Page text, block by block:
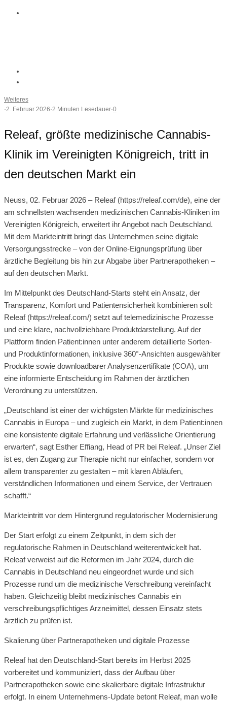
Weiteres
·2. Februar 2026·2 Minuten Lesedauer·0
Releaf, größte medizinische Cannabis-
Klinik im Vereinigten Königreich, tritt in
den deutschen Markt ein
Neuss, 02. Februar 2026 – Releaf (https://releaf.com/de), eine der
am schnellsten wachsenden medizinischen Cannabis-Kliniken im
Vereinigten Königreich, erweitert ihr Angebot nach Deutschland.
Mit dem Markteintritt bringt das Unternehmen seine digitale
Versorgungsstrecke – von der Online-Eignungsprüfung über
ärztliche Begleitung bis hin zur Abgabe über Partnerapotheken –
auf den deutschen Markt.
Im Mittelpunkt des Deutschland-Starts steht ein Ansatz, der
Transparenz, Komfort und Patientensicherheit kombinieren soll:
Releaf (https://releaf.com/) setzt auf telemedizinische Prozesse
und eine klare, nachvollziehbare Produktdarstellung. Auf der
Plattform finden Patient:innen unter anderem detaillierte Sorten-
und Produktinformationen, inklusive 360°-Ansichten ausgewählter
Produkte sowie downloadbarer Analysenzertifikate (COA), um
eine informierte Entscheidung im Rahmen der ärztlichen
Verordnung zu unterstützen.
„Deutschland ist einer der wichtigsten Märkte für medizinisches
Cannabis in Europa – und zugleich ein Markt, in dem Patient:innen
eine konsistente digitale Erfahrung und verlässliche Orientierung
erwarten“, sagt Esther Effiang, Head of PR bei Releaf. „Unser Ziel
ist es, den Zugang zur Therapie nicht nur einfacher, sondern vor
allem transparenter zu gestalten – mit klaren Abläufen,
verständlichen Informationen und einem Service, der Vertrauen
schafft.“
Markteintritt vor dem Hintergrund regulatorischer Modernisierung
Der Start erfolgt zu einem Zeitpunkt, in dem sich der
regulatorische Rahmen in Deutschland weiterentwickelt hat.
Releaf verweist auf die Reformen im Jahr 2024, durch die
Cannabis in Deutschland neu eingeordnet wurde und sich
Prozesse rund um die medizinische Verschreibung vereinfacht
haben. Gleichzeitig bleibt medizinisches Cannabis ein
verschreibungspflichtiges Arzneimittel, dessen Einsatz stets
ärztlich zu prüfen ist.
Skalierung über Partnerapotheken und digitale Prozesse
Releaf hat den Deutschland-Start bereits im Herbst 2025
vorbereitet und kommuniziert, dass der Aufbau über
Partnerapotheken sowie eine skalierbare digitale Infrastruktur
erfolgt. In einem Unternehmens-Update betont Releaf, man wolle